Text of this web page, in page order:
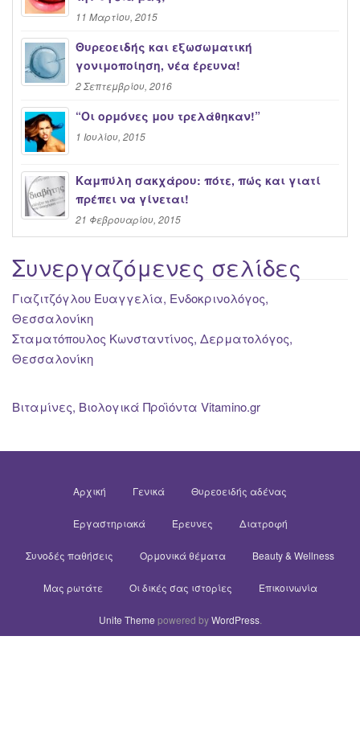
11 Μαρτίου, 2015
Θυρεοειδής και εξωσωματική
γονιμοποίηση, νέα έρευνα!
2 Σεπτεμβρίου, 2016
“Oι ορμόνες μου τρελάθηκαν!”
1 Ιουλίου, 2015
Καμπύλη σακχάρου: πότε, πώς και γιατί
πρέπει να γίνεται!
21 Φεβρουαρίου, 2015
Συνεργαζόμενες σελίδες
Γιαζιτζόγλου Ευαγγελία, Ενδοκρινολόγος,
Θεσσαλονίκη
Σταματόπουλος Κωνσταντίνος, Δερματολόγος,
Θεσσαλονίκη
Βιταμίνες, Βιολογικά Προϊόντα Vitamino.gr
Αρχική Γενικά Θυρεοειδής αδένας
Εργαστηριακά Έρευνες Διατροφή
Συνοδές παθήσεις Ορμονικά θέματα Beauty & Wellness
Μας ρωτάτε Οι δικές σας ιστορίες Επικοινωνία
Unite Theme powered byWordPress.